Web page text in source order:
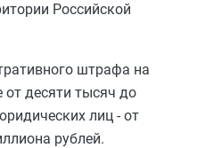
Российской
штрафа на
десяти тысяч до
лиц - от
рублей.